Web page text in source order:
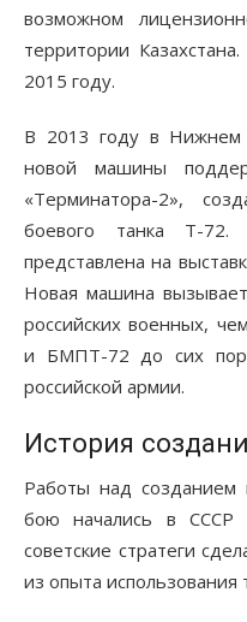
возможном
территории
2015 году.
В 2013 году в Нижнем
новой машины
«Терминатора-2»,
боевого танка Т-
представлена на
Новая машина
российских военных,
и БМПТ-72 до сих пор
российской армии.
История
Работы над
бою начались в
советские стратеги
из опыта использования